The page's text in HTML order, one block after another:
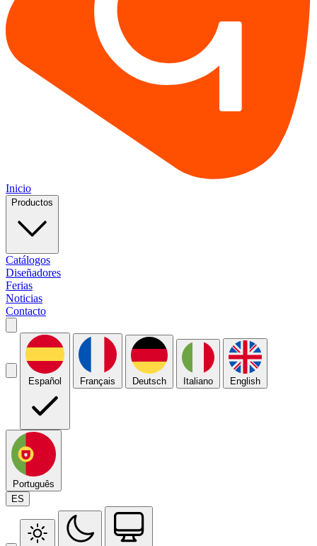
Inicio
Productos
Catálogos
Diseñadores
Ferias
Noticias
Contacto
Español Français Deutsch Italiano English
Português
ES